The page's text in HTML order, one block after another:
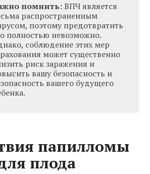
помнить:ВПЧ является
распространенным
поэтому предотвратить
полностью невозможно.
соблюдение этих мер
может существенно
риск заражения и
вашу безопасность и
вашего будущего
папилломы
плода